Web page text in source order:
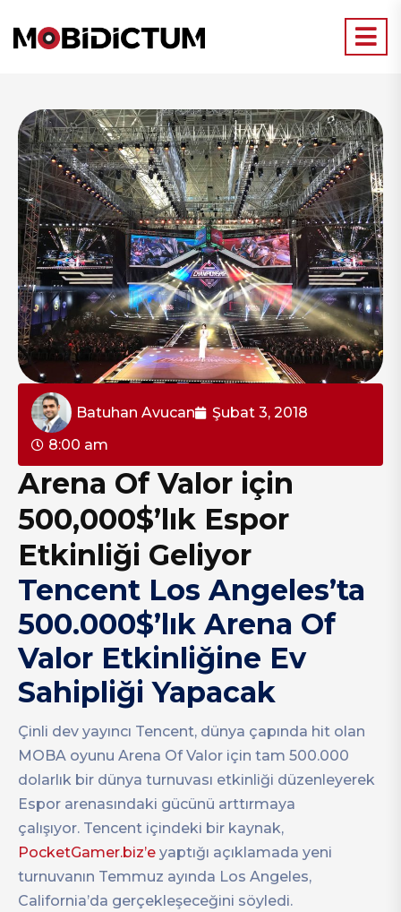
Batuhan Avucan
Şubat 3, 2018
8:00 am
Arena Of Valor için
500,000$’lık Espor
Etkinliği Geliyor
Tencent Los Angeles’ta
500.000$’lık Arena Of
Valor Etkinliğine Ev
Sahipliği Yapacak
Çinli dev yayıncı Tencent, dünya çapında hit olan
MOBA oyunu Arena Of Valor için tam 500.000
dolarlık bir dünya turnuvası etkinliği düzenleyerek
Espor arenasındaki gücünü arttırmaya
çalışıyor. Tencent içindeki bir kaynak,
PocketGamer.biz’e yaptığı açıklamada yeni
turnuvanın Temmuz ayında Los Angeles,
California’da gerçekleşeceğini söyledi.